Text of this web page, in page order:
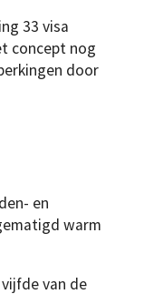
33 visa
concept nog
door
en
warm
van de